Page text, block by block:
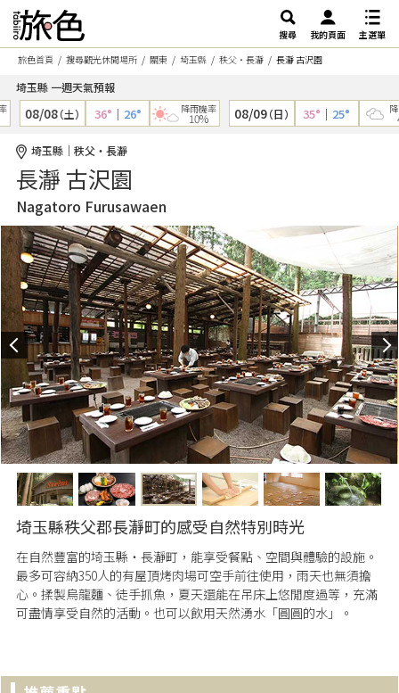
搜尋 我的頁面
主選單
旅色首頁
搜尋觀光休閒場所 關東 埼玉縣 秩父・長瀞 長瀞 古沢園
埼玉縣 一週天氣預報
08/08（土） 36°｜ 26° 降雨機率
10% 08/09（日） 35°｜ 25° 降雨
埼玉縣｜秩父・長瀞
長瀞 古沢園
Nagatoro Furusawaen
埼玉縣秩父郡長瀞町的感受自然特別時光
在自然豐富的埼玉縣・長瀞町，能享受餐點、空間與體驗的設施。
最多可容納350人的有屋頂烤肉場可空手前往使用，雨天也無須擔
心。揉製烏龍麵、徒手抓魚，夏天還能在吊床上悠閒度過等，充滿
可盡情享受自然的活動。也可以飲用天然湧水「圓圓的水」。